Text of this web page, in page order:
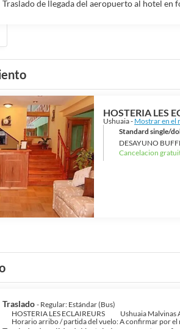
Traslado de llegada del aeropuerto al hotel en
HOSTERIA LES
Ushuaia - Mostrar en el
Standard single/
DESAYUNO
Cancelacion
Traslado - Regular: Estándar (Bus)
HOSTERIA LES ECLAIREURS
Ushuaia Malvinas
Horario arribo / partida del vuelo: A confirmar por el